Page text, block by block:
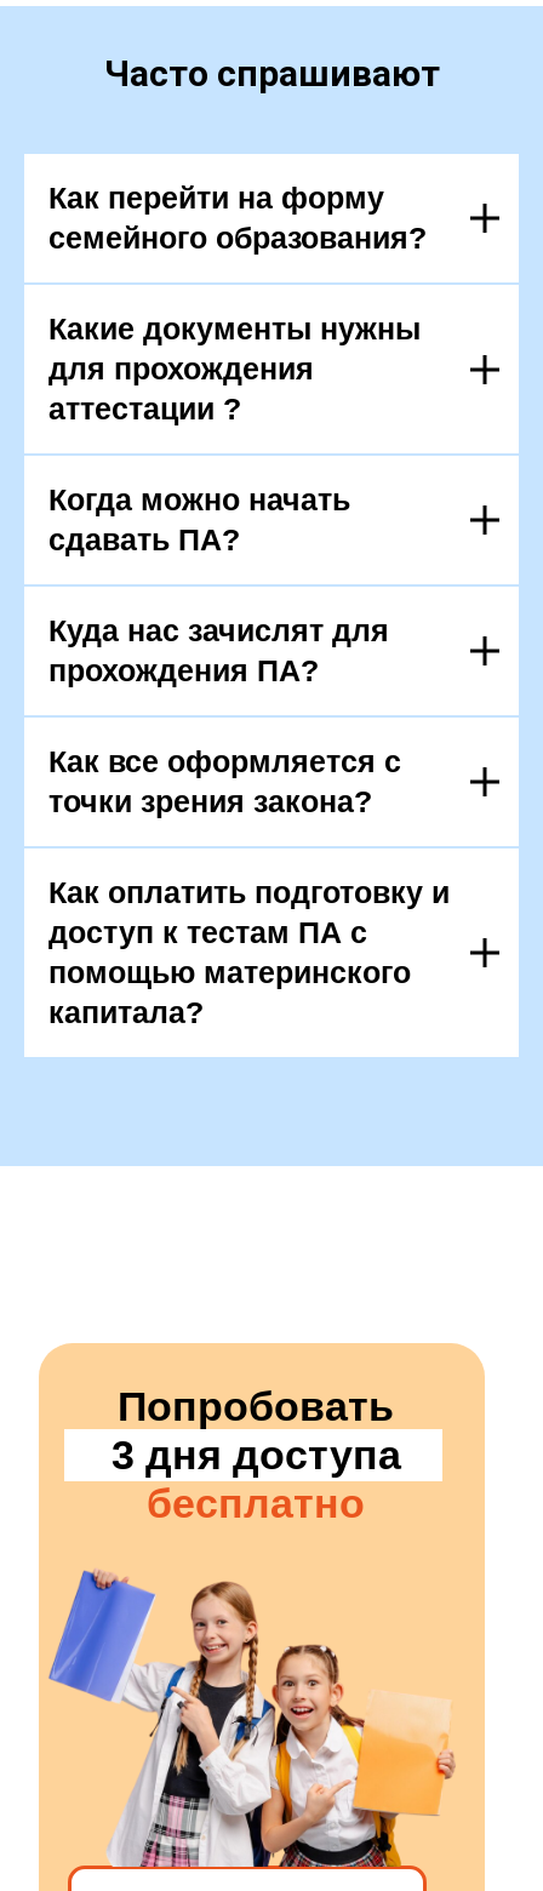
Часто спрашивают
Как перейти на форму
семейного образования?
Какие документы нужны
для прохождения
аттестации ?
Когда можно начать
сдавать ПА?
Куда нас зачислят для
прохождения ПА?
Как все оформляется с
точки зрения закона?
Как оплатить подготовку и
доступ к тестам ПА с
помощью материнского
капитала?